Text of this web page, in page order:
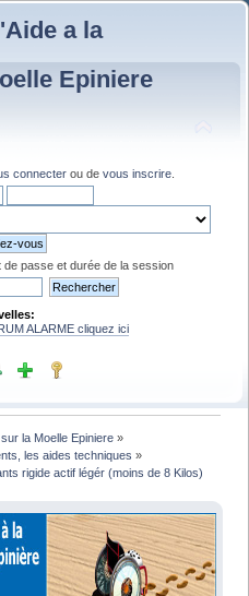
a la
Epiniere
connecter ou de vous inscrire
passe et durée de la session
ALARME cliquez ici
la Moelle Epiniere »
les aides techniques »
rigide actif légér (moins de 8 Kilos)